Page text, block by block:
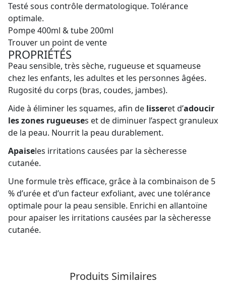
Testé sous contrôle dermatologique. Tolérance
optimale.
Pompe 400ml & tube 200ml
Trouver un point de vente
PROPRIÉTÉS
Peau sensible, très sèche, rugueuse et squameuse
chez les enfants, les adultes et les personnes âgées.
Rugosité du corps (bras, coudes, jambes).
Aide à éliminer les squames, afin de lisseret d’adoucir
les zones rugueuses et de diminuer l’aspect granuleux
de la peau. Nourrit la peau durablement.
Apaiseles irritations causées par la sècheresse
cutanée.
Une formule très efficace, grâce à la combinaison de 5
% d’urée et d’un facteur exfoliant, avec une tolérance
optimale pour la peau sensible. Enrichi en allantoïne
pour apaiser les irritations causées par la sècheresse
cutanée.
Produits Similaires